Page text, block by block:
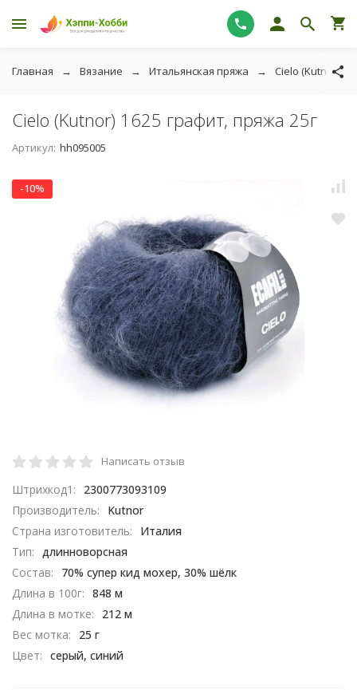
Главная Вязание Итальянская пряжа Cielo (Kutnor)
Cielo (Kutnor) 1625 графит, пряжа 25г
Артикул: hh095005
-10%
Написать отзыв
Штрихкод1:
2300773093109
Производитель:
Kutnor
Страна изготовитель:
Италия
Тип: длинноворсная
Состав:
70% супер кид мохер, 30% шёлк
Длина в 100г: 848 м
Длина в мотке:
212 м
Вес мотка:
25 г
Цвет: серый, синий